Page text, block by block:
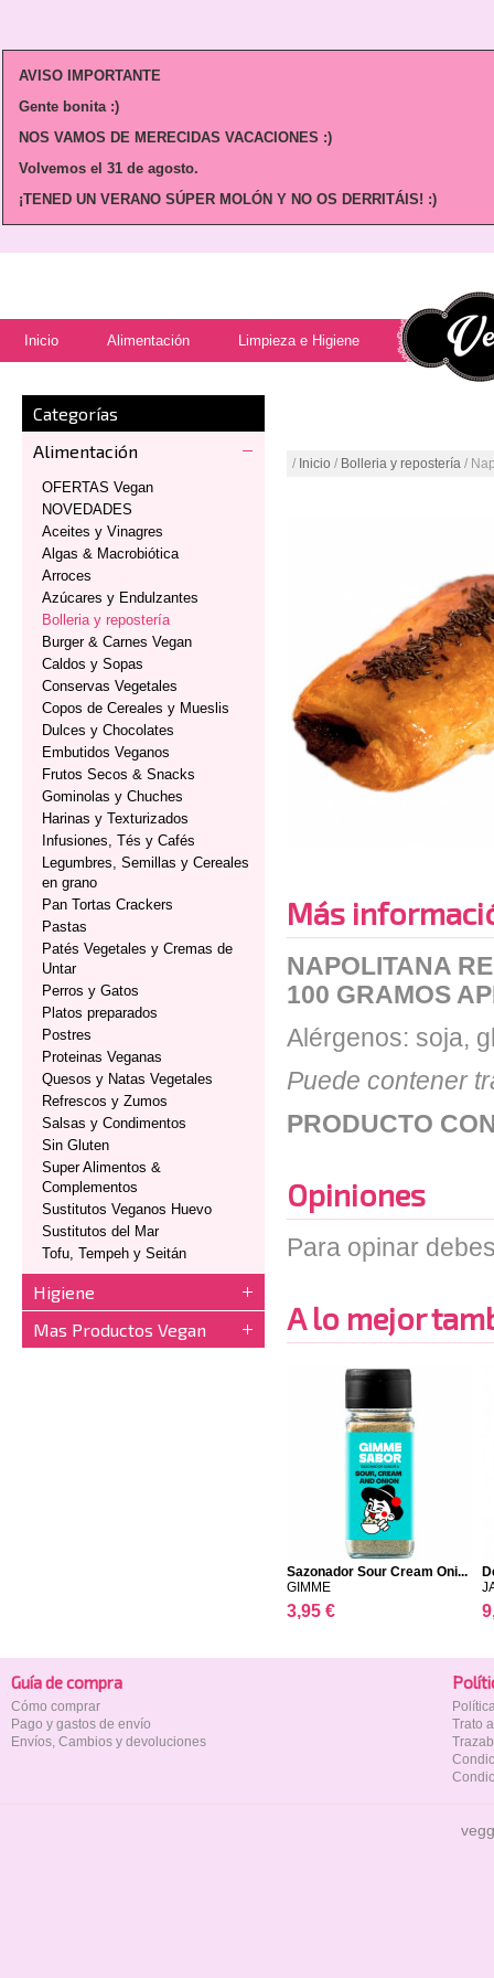
AVISO IMPORTANTE
Gente bonita :)
NOS VAMOS DE MERECIDAS VACACIONES :)
Volvemos el 31 de agosto.
¡TENED UN VERANO SÚPER MOLÓN Y NO OS DERRITÁIS! :)
Inicio Alimentación Limpieza e Higiene
Categorías
Alimentación
OFERTAS Vegan
NOVEDADES
Aceites y Vinagres
Algas & Macrobiótica
Arroces
Azúcares y Endulzantes
Bolleria y repostería
Burger & Carnes Vegan
Caldos y Sopas
Conservas Vegetales
Copos de Cereales y Mueslis
Dulces y Chocolates
Embutidos Veganos
Frutos Secos & Snacks
Gominolas y Chuches
Harinas y Texturizados
Infusiones, Tés y Cafés
Legumbres, Semillas y Cereales
en grano
Pan Tortas Crackers
Pastas
Patés Vegetales y Cremas de
Untar
Perros y Gatos
Platos preparados
Postres
Proteinas Veganas
Quesos y Natas Vegetales
Refrescos y Zumos
Salsas y Condimentos
Sin Gluten
Super Alimentos &
Complementos
Sustitutos Veganos Huevo
Sustitutos del Mar
Tofu, Tempeh y Seitán
Higiene
Mas Productos Vegan
/ Inicio / Bolleria y repostería /
Más
NAPOLITANA
100 GRAMOS
Alérgenos: soja,
Puede contener
PRODUCTO
Opiniones
Para opinar
A lo mejor
Sazonador Sour Cream Oni...
GIMME
3,95 €
Guía de compra
Cómo comprar
Pago y gastos de envío
Envíos, Cambios y devoluciones
Trato